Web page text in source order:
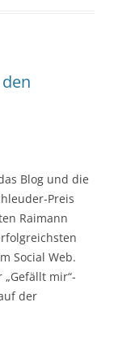
Blog und die
Preis
Raimann
Social Web.
mir“-
der